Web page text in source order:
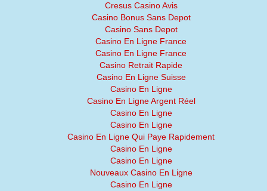
Cresus Casino Avis
Casino Bonus Sans Depot
Casino Sans Depot
Casino En Ligne France
Casino En Ligne France
Casino Retrait Rapide
Casino En Ligne Suisse
Casino En Ligne
Casino En Ligne Argent Réel
Casino En Ligne
Casino En Ligne
Casino En Ligne Qui Paye Rapidement
Casino En Ligne
Casino En Ligne
Nouveaux Casino En Ligne
Casino En Ligne